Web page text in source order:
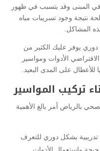
المبنى وقد يتسبب في ظهور
نتيجة وجود تسريبات مياه
المشاكل.
يوفر عليك الكثير من
الأدوات ومواسير
على المدى البعيد.
تركيب المواسير
بالرياض أمر بالغ الأهمية
تدريبية بشكل دوري للتعرف
واستعمال الأدوات